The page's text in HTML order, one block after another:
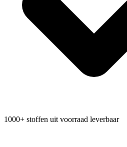
1000+ stoffen uit voorraad leverbaar